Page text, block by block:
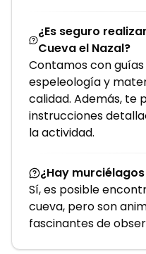
¿Es seguro
Cueva el Nazal?
Contamos con
espeleología y
calidad. Además, te
instrucciones
la actividad.
¿Hay
Sí, es posible
cueva, pero son
fascinantes de